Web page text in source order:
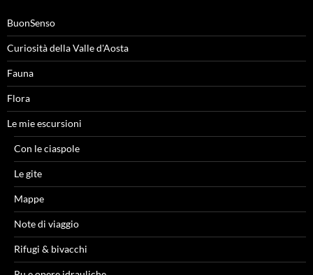
BuonSenso
Curiosità della Valle d'Aosta
Fauna
Flora
Le mie escursioni
Con le ciaspole
Le gite
Mappe
Note di viaggio
Rifugi & bivacchi